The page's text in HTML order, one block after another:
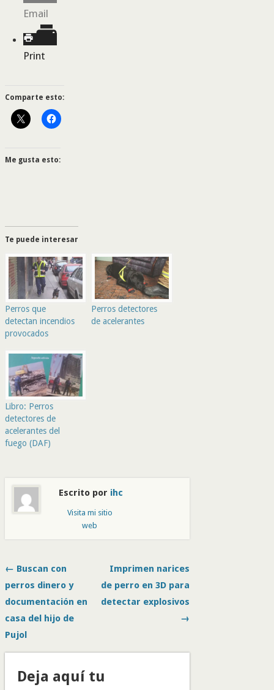
Email
Print
Comparte esto:
Me gusta esto:
Te puede interesar
Perros que
detectan incendios
provocados
Perros detectores
de acelerantes
Libro: Perros
detectores de
acelerantes del
fuego (DAF)
Escrito por ihc
Visita mi sitio
web
← Buscan con
perros dinero y
documentación en
casa del hijo de
Pujol
Imprimen narices
de perro en 3D para
detectar explosivos
→
Deja aquí tu